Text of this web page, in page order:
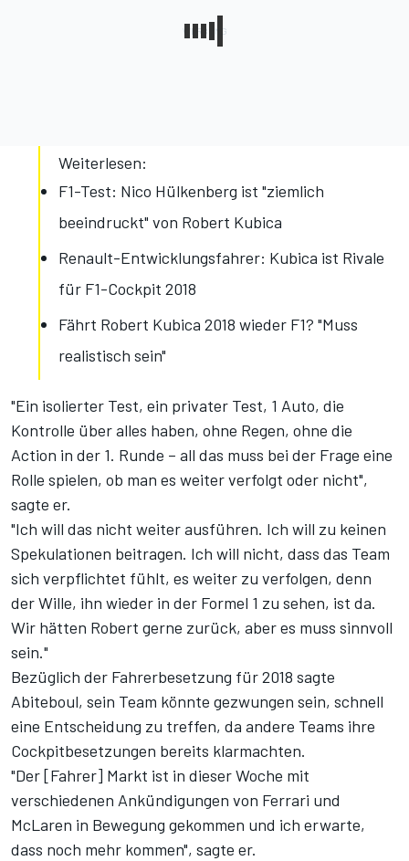
Weiterlesen:
F1-Test: Nico Hülkenberg ist "ziemlich
beeindruckt" von Robert Kubica
Renault-Entwicklungsfahrer: Kubica ist Rivale
für F1-Cockpit 2018
Fährt Robert Kubica 2018 wieder F1? "Muss
realistisch sein"
"Ein isolierter Test, ein privater Test, 1 Auto, die
Kontrolle über alles haben, ohne Regen, ohne die
Action in der 1. Runde – all das muss bei der Frage eine
Rolle spielen, ob man es weiter verfolgt oder nicht",
sagte er.
"Ich will das nicht weiter ausführen. Ich will zu keinen
Spekulationen beitragen. Ich will nicht, dass das Team
sich verpflichtet fühlt, es weiter zu verfolgen, denn
der Wille, ihn wieder in der Formel 1 zu sehen, ist da.
Wir hätten Robert gerne zurück, aber es muss sinnvoll
sein."
Bezüglich der Fahrerbesetzung für 2018 sagte
Abiteboul, sein Team könnte gezwungen sein, schnell
eine Entscheidung zu treffen, da andere Teams ihre
Cockpitbesetzungen bereits klarmachten.
"Der [Fahrer] Markt ist in dieser Woche mit
verschiedenen Ankündigungen von Ferrari und
McLaren in Bewegung gekommen und ich erwarte,
dass noch mehr kommen", sagte er.